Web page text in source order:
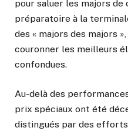
pour saluer les majors de
préparatoire à la
des « majors des majors
couronner les meilleurs
confondues.
Au-delà des
prix spéciaux ont été
distingués par des